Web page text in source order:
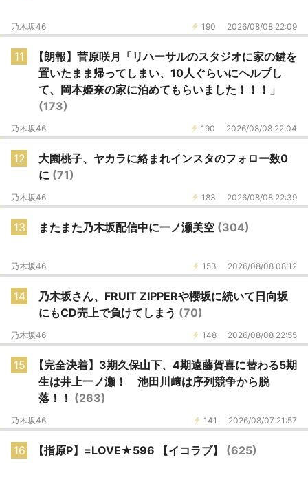
190 2026/08/08 22:09
乃木坂46
11
【朗報】菅原咲月「リハーサルのスタジオに家の鍵を
置いたまま帰ってしまい、10人ぐらいにヘルプし
て、岡本姫奈の家に泊めてもらいました！！！」
(173)
190 2026/08/08 22:04
乃木坂46
12
大園桃子、ヤカラに絡まれインスタのフォロー数0
に (71)
183 2026/08/08 22:39
乃木坂46
13 またまた乃木坂配信中に一ノ瀬美空 (304)
153 2026/08/08 08:12
乃木坂46
14
乃木坂さん、FRUIT ZIPPERや櫻坂に続いて日向坂
にもCD売上で負けてしまう (70)
148 2026/08/08 22:55
乃木坂46
15
【完全決着】3期久保山下、4期遠藤賀喜に替わる5期
生は井上一ノ瀬！ 池田川﨑は序列競争から脱
落！！ (263)
141 2026/08/07 21:57
乃木坂46
16 【指原P】=LOVE★596 【イコラブ】 (625)